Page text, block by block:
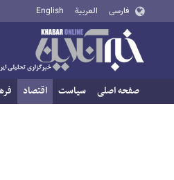
فارسی العربية English
صفحه اصلی سیاست اقتصاد